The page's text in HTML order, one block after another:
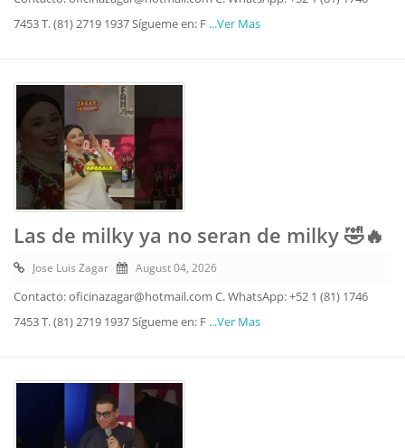
7453 T. (81) 2719 1937 Sígueme en: F ...Ver Mas
Las de milky ya no seran de milky 🤣🔥
Jose Luis Zagar August 04, 2026
Contacto: oficinazagar@hotmail.com C. WhatsApp: +52 1 (81) 1746
7453 T. (81) 2719 1937 Sígueme en: F ...Ver Mas